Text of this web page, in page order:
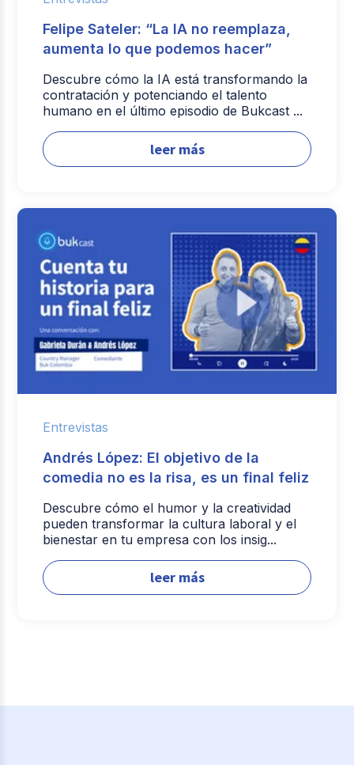
Felipe Sateler: “La IA no reemplaza,
aumenta lo que podemos hacer”
Descubre cómo la IA está transformando la
contratación y potenciando el talento
humano en el último episodio de Bukcast ...
leer más
Entrevistas
Andrés López: El objetivo de la
comedia no es la risa, es un final feliz
Descubre cómo el humor y la creatividad
pueden transformar la cultura laboral y el
bienestar en tu empresa con los insig...
leer más